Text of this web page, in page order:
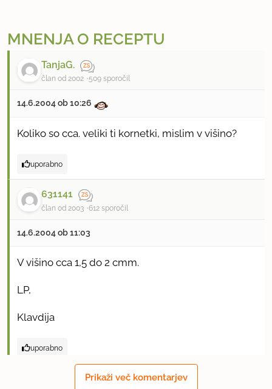
MNENJA O RECEPTU
TanjaG.
član od 2002 509 sporočil
14.6.2004 ob 10:26
Koliko so cca. veliki ti kornetki, mislim v višino?
uporabno
631141
član od 2003 612 sporočil
14.6.2004 ob 11:03
V višino cca 1,5 do 2 cmm.
LP,
Klavdija
uporabno
Prikaži več komentarjev